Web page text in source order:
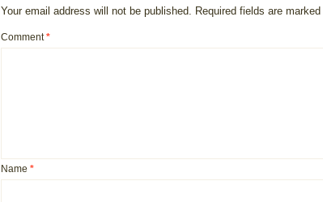
Your email address will not be published. Required fields are marked
Comment*
Name *